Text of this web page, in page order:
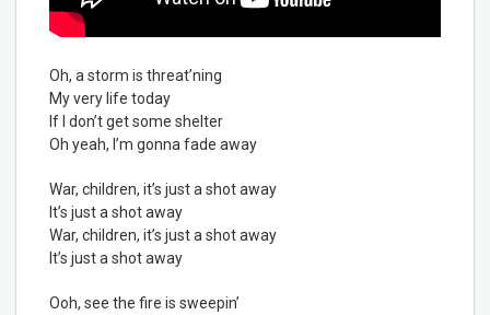
Oh, a storm is threat’ning
My very life today
If I don’t get some shelter
Oh yeah, I’m gonna fade away
War, children, it’s just a shot away
It’s just a shot away
War, children, it’s just a shot away
It’s just a shot away
Ooh, see the fire is sweepin’